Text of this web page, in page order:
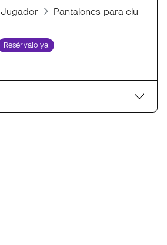
Jugador Pantalones para clubes
Resérvalo ya